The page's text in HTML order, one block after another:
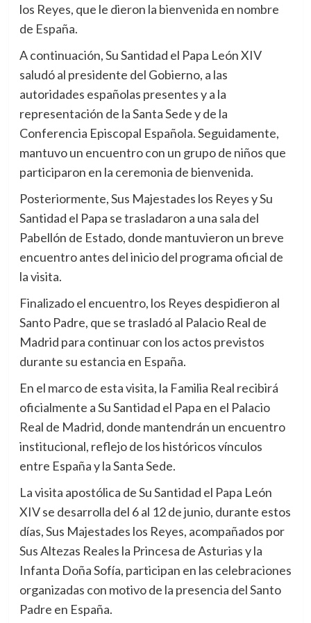
los Reyes, que le dieron la bienvenida en nombre
de España.
A continuación, Su Santidad el Papa León XIV
saludó al presidente del Gobierno, a las
autoridades españolas presentes y a la
representación de la Santa Sede y de la
Conferencia Episcopal Española. Seguidamente,
mantuvo un encuentro con un grupo de niños que
participaron en la ceremonia de bienvenida.
Posteriormente, Sus Majestades los Reyes y Su
Santidad el Papa se trasladaron a una sala del
Pabellón de Estado, donde mantuvieron un breve
encuentro antes del inicio del programa oficial de
la visita.
Finalizado el encuentro, los Reyes despidieron al
Santo Padre, que se trasladó al Palacio Real de
Madrid para continuar con los actos previstos
durante su estancia en España.
En el marco de esta visita, la Familia Real recibirá
oficialmente a Su Santidad el Papa en el Palacio
Real de Madrid, donde mantendrán un encuentro
institucional, reflejo de los históricos vínculos
entre España y la Santa Sede.
La visita apostólica de Su Santidad el Papa León
XIV se desarrolla del 6 al 12 de junio, durante estos
días, Sus Majestades los Reyes, acompañados por
Sus Altezas Reales la Princesa de Asturias y la
Infanta Doña Sofía, participan en las celebraciones
organizadas con motivo de la presencia del Santo
Padre en España.